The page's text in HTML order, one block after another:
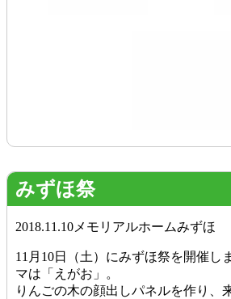
みずほ祭
2018.11.10 メモリアルホームみずほ
11月10日（土）にみずほ祭を開催し
マは「えがお」。
りんごの木の顔出しパネルを作り、